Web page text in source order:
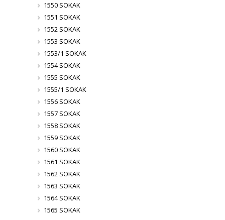
1550 SOKAK
1551 SOKAK
1552 SOKAK
1553 SOKAK
1553/1 SOKAK
1554 SOKAK
1555 SOKAK
1555/1 SOKAK
1556 SOKAK
1557 SOKAK
1558 SOKAK
1559 SOKAK
1560 SOKAK
1561 SOKAK
1562 SOKAK
1563 SOKAK
1564 SOKAK
1565 SOKAK